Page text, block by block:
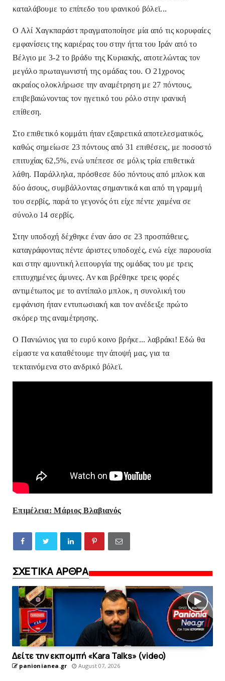
καταλάβουμε το επίπεδο του ιρανικού βόλεϊ...
Ο Αλί Χαγκπαράστ πραγματοποίησε μία από τις κορυφαίες
εμφανίσεις της καριέρας του στην ήττα του Ιράν από το
Βέλγιο με 3-2 το βράδυ της Κυριακής, αποτελώντας τον
μεγάλο πρωταγωνιστή της ομάδας του. Ο 21χρονος
ακραίος ολοκλήρωσε την αναμέτρηση με 27 πόντους,
επιβεβαιώνοντας τον ηγετικό του ρόλο στην ιρανική
επίθεση.
Στο επιθετικό κομμάτι ήταν εξαιρετικά αποτελεσματικός,
καθώς σημείωσε 23 πόντους από 31 επιθέσεις, με ποσοστό
επιτυχίας 62,5%, ενώ υπέπεσε σε μόλις τρία επιθετικά
λάθη. Παράλληλα, πρόσθεσε δύο πόντους από μπλοκ και
δύο άσους, συμβάλλοντας σημαντικά και από τη γραμμή
του σερβίς, παρά το γεγονός ότι είχε πέντε χαμένα σε
σύνολο 14 σερβίς.
Στην υποδοχή δέχθηκε έναν άσο σε 23 προσπάθειες,
καταγράφοντας πέντε άριστες υποδοχές, ενώ είχε παρουσία
και στην αμυντική λειτουργία της ομάδας του με τρεις
επιτυχημένες άμυνες. Αν και βρέθηκε τρεις φορές
αντιμέτωπος με το αντίπαλο μπλοκ, η συνολική του
εμφάνιση ήταν εντυπωσιακή και τον ανέδειξε πρώτο
σκόρερ της αναμέτρησης.
Ο Πανιώνιος για το ευρύ κοινο βρήκε... λαβράκι! Εδώ θα
είμαστε να καταθέτουμε την άποψή μας, για τα
τεκταινόμενα στο ανδρικό βόλεϊ.
Επιμέλεια: Μάριος Βλαβιανός
ΣΧΕΤΙΚΑ ΑΡΘΡΑ
Δείτε την εκπομπή «Kara Talks» (video)
panionianea.gr August 07, 2026